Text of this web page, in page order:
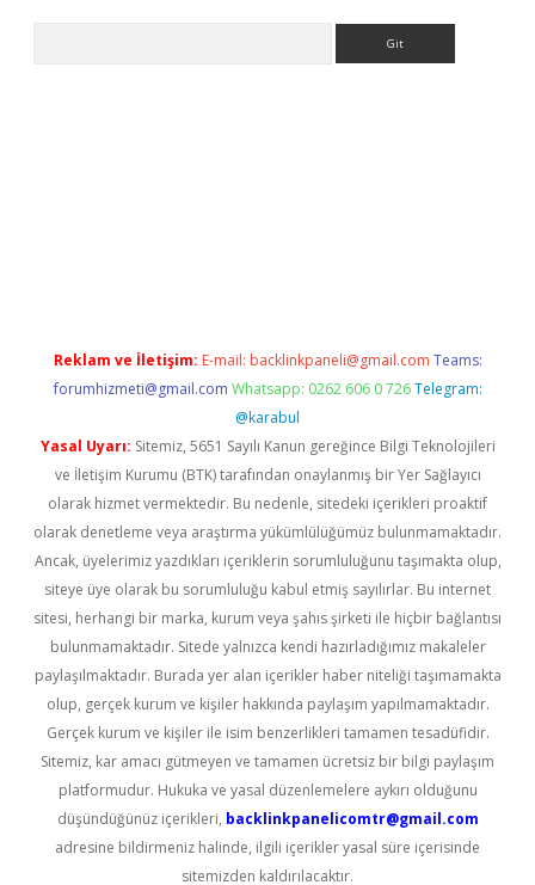
Reklam ve İletişim: E-mail: backlinkpaneli@gmail.com Teams:
forumhizmeti@gmail.com Whatsapp: 0262 606 0 726 Telegram:
@karabul
Yasal Uyarı: Sitemiz, 5651 Sayılı Kanun gereğince Bilgi Teknolojileri
ve İletişim Kurumu (BTK) tarafından onaylanmış bir Yer Sağlayıcı
olarak hizmet vermektedir. Bu nedenle, sitedeki içerikleri proaktif
olarak denetleme veya araştırma yükümlülüğümüz bulunmamaktadır.
Ancak, üyelerimiz yazdıkları içeriklerin sorumluluğunu taşımakta olup,
siteye üye olarak bu sorumluluğu kabul etmiş sayılırlar. Bu internet
sitesi, herhangi bir marka, kurum veya şahıs şirketi ile hiçbir bağlantısı
bulunmamaktadır. Sitede yalnızca kendi hazırladığımız makaleler
paylaşılmaktadır. Burada yer alan içerikler haber niteliği taşımamakta
olup, gerçek kurum ve kişiler hakkında paylaşım yapılmamaktadır.
Gerçek kurum ve kişiler ile isim benzerlikleri tamamen tesadüfidir.
Sitemiz, kar amacı gütmeyen ve tamamen ücretsiz bir bilgi paylaşım
platformudur. Hukuka ve yasal düzenlemelere aykırı olduğunu
düşündüğünüz içerikleri, backlinkpanelicomtr@gmail.com
adresine bildirmeniz halinde, ilgili içerikler yasal süre içerisinde
sitemizden kaldırılacaktır.